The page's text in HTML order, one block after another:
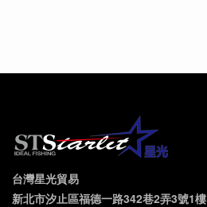
台灣星光貿易
新北市汐止區福德一路342巷2弄3號1樓